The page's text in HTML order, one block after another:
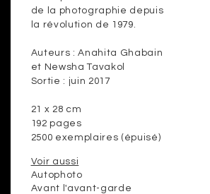
de la photographie depuis
la révolution de 1979.
Auteurs : Anahita Ghabain
et Newsha Tavakol
Sortie : juin 2017
21 x 28 cm
192 pages
2500 exemplaires (épuisé)
Voir aussi
Autophoto
Avant l'avant-garde